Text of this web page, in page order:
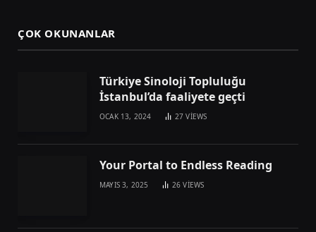
ÇOK OKUNANLAR
Türkiye Sinoloji Topluluğu
İstanbul’da faaliyete geçti
OCAK 13, 2024 27VIEWS
Your Portal to Endless Reading
MAYIS 3, 2025 26VIEWS